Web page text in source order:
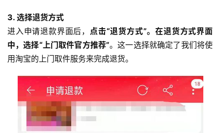
3. 选择退货方式
进入申请退款界面后， 点击“退货方式”。在退货方式界面
中，选择“上门取件官方推荐”。这一选择就确定了我们将使
用淘宝的上门取件服务来完成退货。